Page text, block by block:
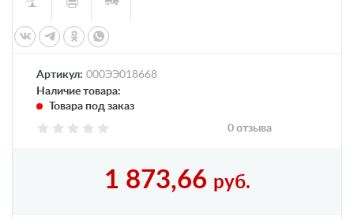
Артикул: 000ЭЭ018668
Наличие товара:
Товара под заказ
0 отзыва
1 873,66 руб.